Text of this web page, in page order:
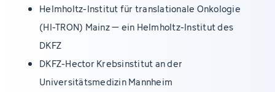
Helmholtz-Institut für translationale Onkologie
(HI-TRON) Mainz – ein Helmholtz-Institut des
DKFZ
DKFZ-Hector Krebsinstitut an der
Universitätsmedizin Mannheim